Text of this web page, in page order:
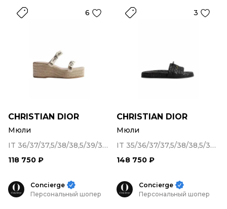
6
CHRISTIAN DIOR
Мюли
IT 36/37/37,5/38/38,5/39/39,5/40
118 750 ₽
3
CHRISTIAN DIOR
Мюли
IT 35/36/37/37,5/38/38,5/39/40/41/41,5
148 750 ₽
Concierge
Персональный шопер
Concierge
Персональный шопер